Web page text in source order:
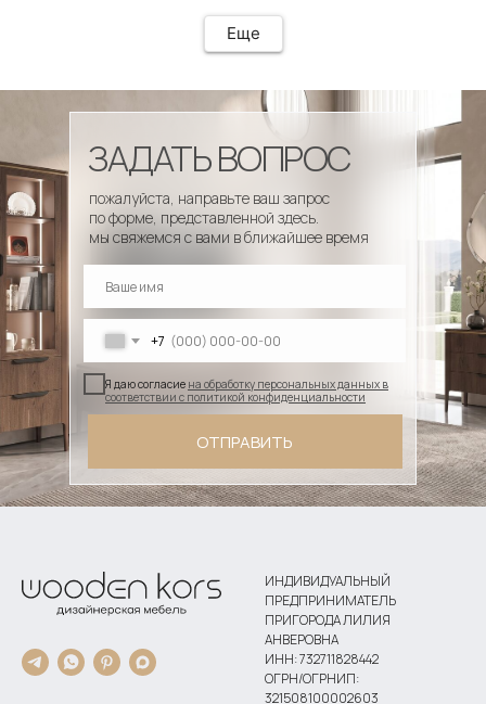
Еще
+7
Я даю согласие на обработку персональных данных в
соответствии с политикой конфиденциальности
ОТПРАВИТЬ
пожалуйста, направьте ваш запрос
по форме, представленной здесь.
мы свяжемся с вами в ближайшее время
ЗАДАТЬ ВОПРОС
ИНДИВИДУАЛЬНЫЙ
ПРЕДПРИНИМАТЕЛЬ
ПРИГОРОДА ЛИЛИЯ
АНВЕРОВНА
ИНН: 732711828442
ОГРН/ОГРНИП:
321508100002603